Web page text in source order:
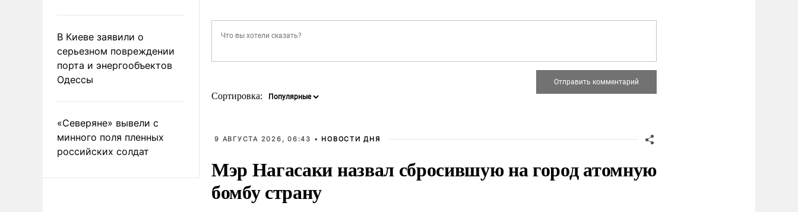
В Киеве заявили о
серьезном повреждении
порта и энергообъектов
Одессы
«Северяне» вывели с
минного поля пленных
российских солдат
Сортировка:
9 АВГУСТА 2026, 06:43 • НОВОСТИ ДНЯ
Мэр Нагасаки назвал сбросившую на город атомную
бомбу страну